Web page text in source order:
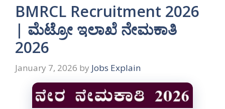
BMRCL Recruitment 2026
| ಮೆಟ್ರೋ ಇಲಾಖೆ ನೇಮಕಾತಿ
2026
January 7, 2026 by Jobs Explain